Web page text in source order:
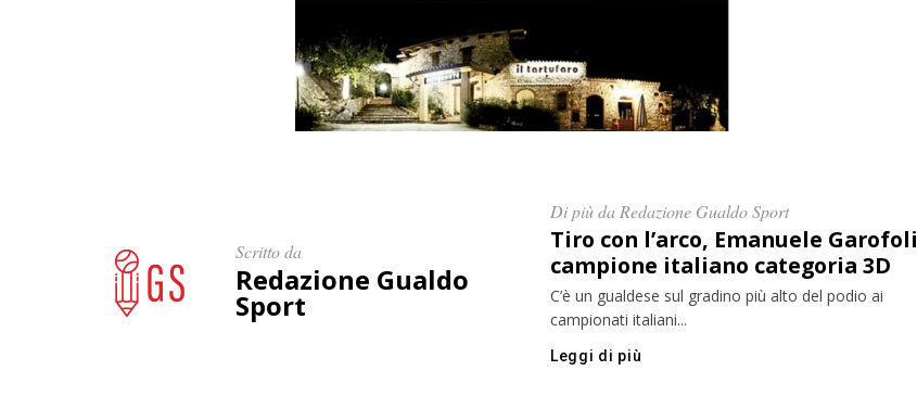
Scritto da
Redazione Gualdo
Sport
Di più da Redazione Gualdo Sport
Tiro con l’arco, Emanuele Garofoli
campione italiano categoria 3D
C’è un gualdese sul gradino più alto del podio ai
campionati italiani...
Leggi di più